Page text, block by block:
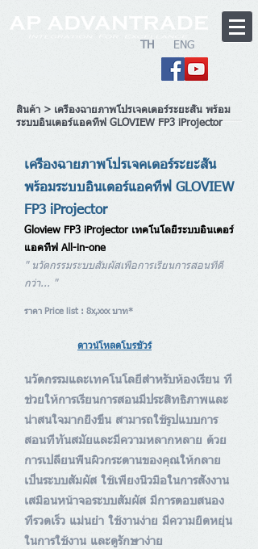
TH ENG
สินค้า > เครื่องฉายภาพโปรเจคเตอร์ระยะสั้น พร้อม
ระบบอินเตอร์แอคทีฟ GLOVIEW FP3 iProjector
เครื่องฉายภาพโปรเจคเตอร์ระยะสั้น
พร้อมระบบอินเตอร์แอคทีฟ GLOVIEW
FP3 iProjector
Gloview FP3 iProjector เทคโนโลยีระบบอินเตอร์
แอคทีฟ All-in-one
" นวัตกรรมระบบสัมผัสเพื่อการเรียนการสอนที่ดี
กว่า... "
ราคา Price list : 8x,xxx บาท*
ดาวน์โหลดโบรชัวร์
นวัตกรรมและเทคโนโลยีสำหรับห้องเรียน ที่
ช่วยให้การเรียนการสอนมีประสิทธิภาพและ
น่าสนใจมากยิ่งขึ้น สามารถใช้รูปแบบการ
สอนที่ทันสมัยและมีความหลากหลาย ด้วย
การเปลี่ยนพื้นผิวกระดานของคุณให้กลาย
เป็นระบบสัมผัส ใช้เพียงนิ้วมือในการสั่งงาน
เสมือนหน้าจอระบบสัมผัส มีการตอบสนอง
ที่รวดเร็ว แม่นยำ ใช้งานง่าย มีความยืดหยุ่น
ในการใช้งาน และดูรักษาง่าย